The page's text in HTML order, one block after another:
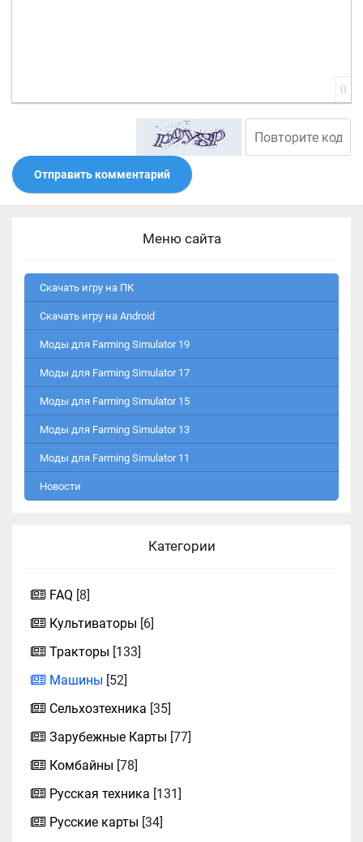
0
Отправить комментарий
Меню сайта
Скачать игру на ПК
Скачать игру на Android
Моды для Farming Simulator 19
Моды для Farming Simulator 17
Моды для Farming Simulator 15
Моды для Farming Simulator 13
Моды для Farming Simulator 11
Новости
Категории
FAQ [8]
Культиваторы [6]
Тракторы [133]
Машины [52]
Сельхозтехника [35]
Зарубежные Карты [77]
Комбайны [78]
Русская техника [131]
Русские карты [34]